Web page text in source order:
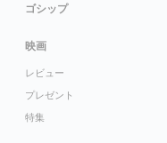
ゴシップ
映画
レビュー
プレゼント
特集